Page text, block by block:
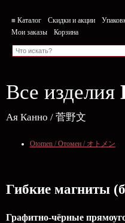
≡ Каталог Скидки и акции
Мои заказы
Корзина
Все изделия
Ая Канно / 菅野文
Otomen / Отомен / オトメン
Гибкие магниты
Графитно-чёрные